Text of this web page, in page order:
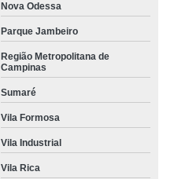
Nova Odessa
Parque Jambeiro
Região Metropolitana de
Campinas
Sumaré
Vila Formosa
Vila Industrial
Vila Rica